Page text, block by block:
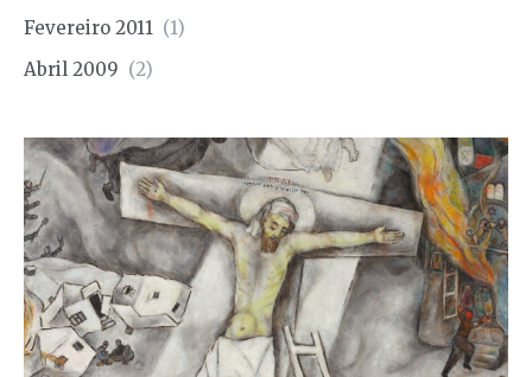
Fevereiro 2011 (1)
Abril 2009 (2)